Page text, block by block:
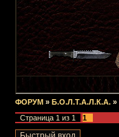
ФОРУМ » Б.О.Л.Т.А.Л.К.А. »
Страница 1 из 1 1